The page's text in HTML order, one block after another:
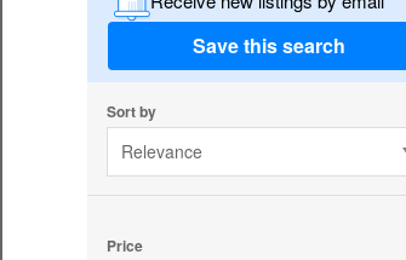
Save this search
Sort by
Relevance
Price